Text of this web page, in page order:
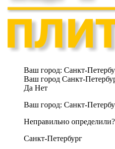
Ваш город: Санкт-
Ваш город Санкт-
Да Нет
Ваш город: Санкт-
Неправильно
Санкт-Петербург